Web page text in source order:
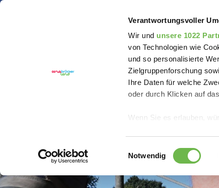
Verantwortungsvoller
Wir und unsere 1022
von Technologien wie
und so personalisierte
Zielgruppenforschung
Ihre Daten für welche
oder durch Klicken auf
Wenn Sie es erlauben,
Ihr Gerät durch
Präferenzen im
Einwilligungsauswahl
Notwendig